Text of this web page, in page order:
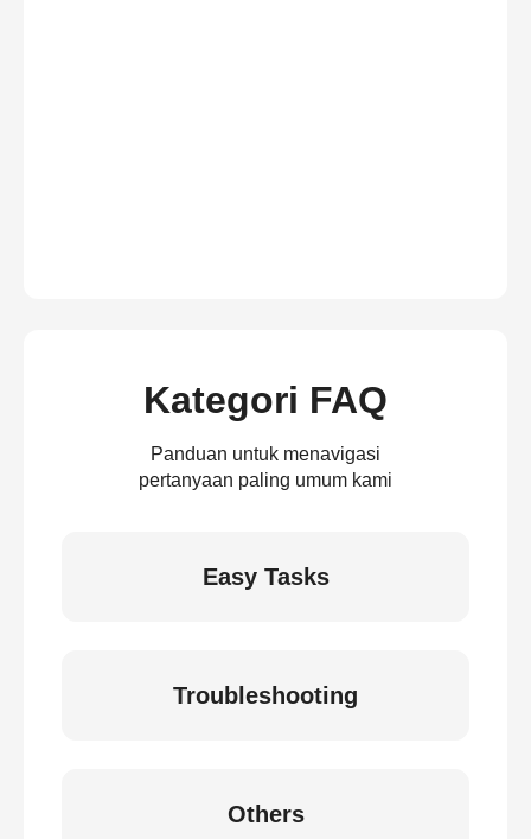
Kategori FAQ
Panduan untuk menavigasi
pertanyaan paling umum kami
Easy Tasks
Troubleshooting
Others